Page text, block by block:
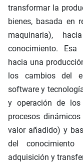
transformar la
bienes, basada en
maquinaria),
conocimiento.
hacia una
los cambios del
software y
y operación de los
procesos
valor añadido) y
del
adquisición y